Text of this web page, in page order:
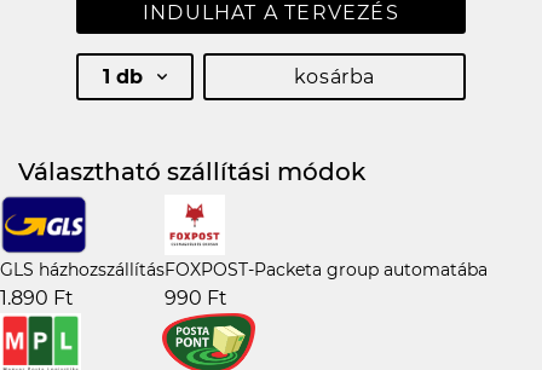
INDULHAT A TERVEZÉS
1 db kosárba
Választható szállítási módok
GLS házhozszállítás
1.890 Ft
FOXPOST-Packeta group automatába
990 Ft